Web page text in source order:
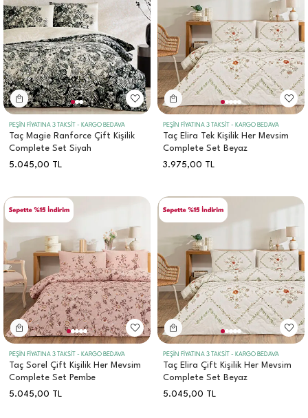
PEŞİN FİYATINA 3 TAKSİT - KARGO BEDAVA
Taç Magie Ranforce Çift Kişilik
Complete Set Siyah
5.045,00 TL
PEŞİN FİYATINA 3 TAKSİT - KARGO BEDAVA
Taç Elira Tek Kişilik Her Mevsim
Complete Set Beyaz
3.975,00 TL
PEŞİN FİYATINA 3 TAKSİT - KARGO BEDAVA
Taç Sorel Çift Kişilik Her Mevsim
Complete Set Pembe
5.045,00 TL
PEŞİN FİYATINA 3 TAKSİT - KARGO BEDAVA
Taç Elira Çift Kişilik Her Mevsim
Complete Set Beyaz
5.045,00 TL